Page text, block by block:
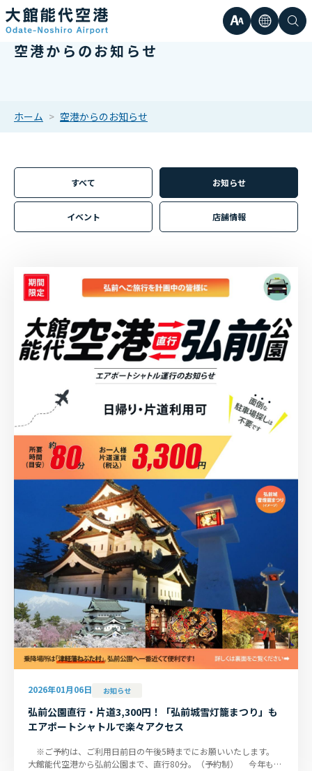
文
イ
ズ
言検
空港からのお知らせ
ホーム 空港からのお知らせ
すべて お知らせ
イベント 店舗情報
2026年01月06日 お知らせ
弘前公園直行・片道3,300円！「弘前城雪灯籠まつり」も
エアポートシャトルで楽々アクセス
※ご予約は、ご利用日前日の午後5時までにお願いいたします。
大館能代空港から弘前公園まで、直行80分。（予約制） 今年も